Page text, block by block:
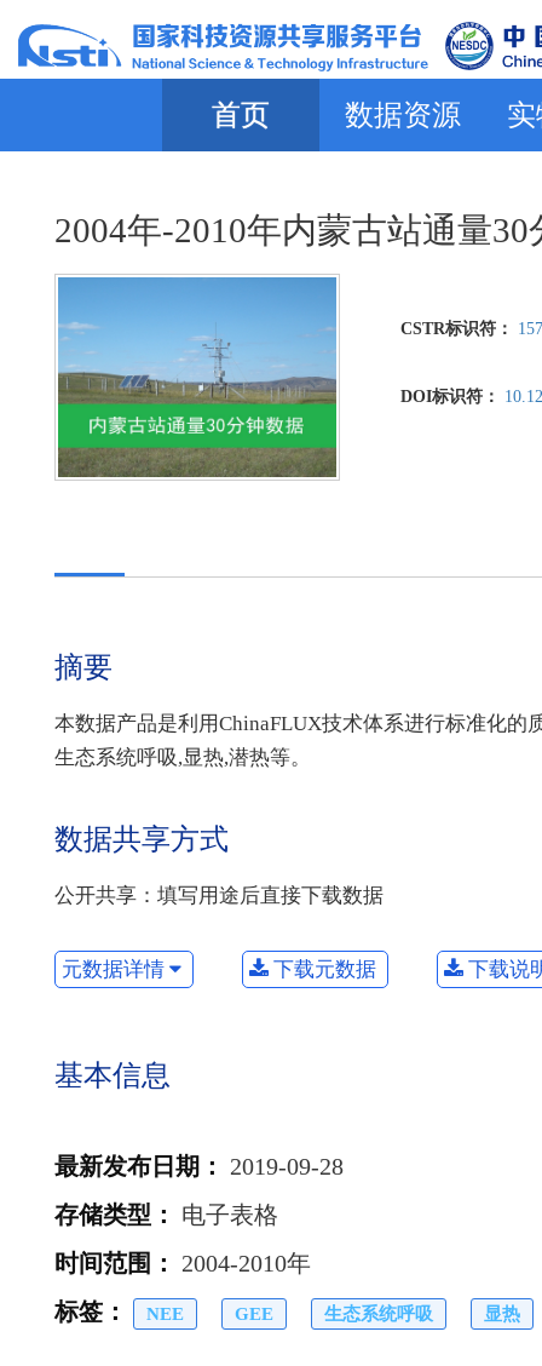
首页 数据资源
2004年-2010年内蒙古站通量30
CSTR标识符：
DOI标识符：
摘要
本数据产品是利用ChinaFLUX技术体系进行标准化的
生态系统呼吸,显热,潜热等。
数据共享方式
公开共享：填写用途后直接下载数据
元数据详情 下载元数据 下载说
基本信息
最新发布日期 ：
2019-09-28
存储类型 ：
电子表格
时间范围 ：
2004-2010年
标签 ： NEE GEE 生态系统呼吸 显热